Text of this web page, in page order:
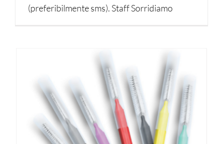
(preferibilmente sms). Staff Sorridiamo